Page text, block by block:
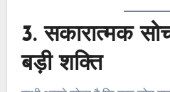
3. सकारात्मक
बड़ी शक्ति